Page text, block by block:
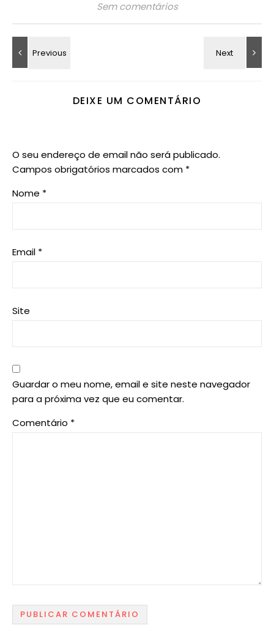
Sem comentários
DEIXE UM COMENTÁRIO
O seu endereço de email não será publicado.
Campos obrigatórios marcados com *
Nome *
Email *
Site
Guardar o meu nome, email e site neste navegador
para a próxima vez que eu comentar.
Comentário *